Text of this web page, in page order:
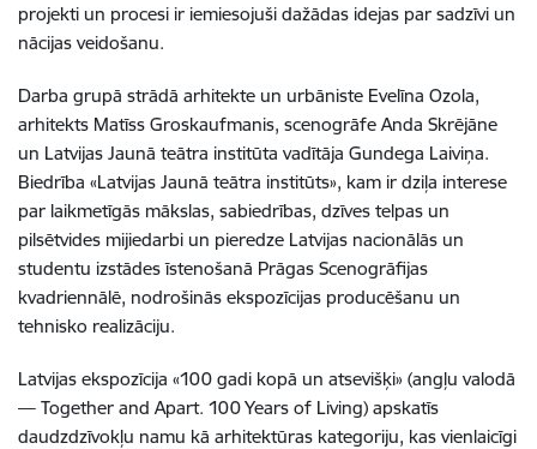
projekti un procesi ir iemiesojuši dažādas idejas par sadzīvi un
nācijas veidošanu.
Darba grupā strādā arhitekte un urbāniste Evelīna Ozola,
arhitekts Matīss Groskaufmanis, scenogrāfe Anda Skrējāne
un Latvijas Jaunā teātra institūta vadītāja Gundega Laiviņa.
Biedrība «Latvijas Jaunā teātra institūts», kam ir dziļa interese
par laikmetīgās mākslas, sabiedrības, dzīves telpas un
pilsētvides mijiedarbi un pieredze Latvijas nacionālās un
studentu izstādes īstenošanā Prāgas Scenogrāfijas
kvadriennālē, nodrošinās ekspozīcijas producēšanu un
tehnisko realizāciju.
Latvijas ekspozīcija «100 gadi kopā un atsevišķi» (angļu valodā
— Together and Apart. 100 Years of Living) apskatīs
daudzdzīvokļu namu kā arhitektūras kategoriju, kas vienlaicīgi